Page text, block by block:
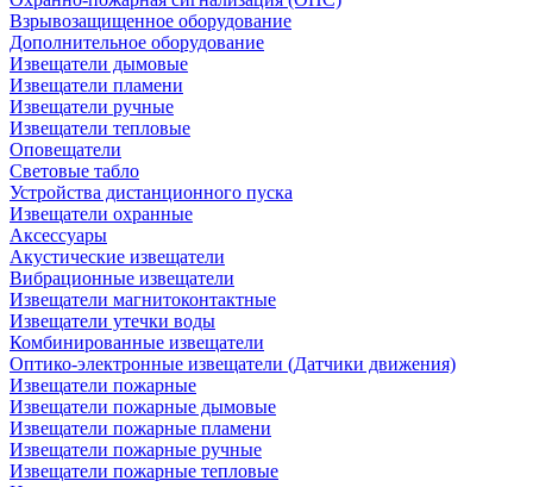
Взрывозащищенное оборудование
Дополнительное оборудование
Извещатели дымовые
Извещатели пламени
Извещатели ручные
Извещатели тепловые
Оповещатели
Световые табло
Устройства дистанционного пуска
Извещатели охранные
Аксессуары
Акустические извещатели
Вибрационные извещатели
Извещатели магнитоконтактные
Извещатели утечки воды
Комбинированные извещатели
Оптико-электронные извещатели (Датчики движения)
Извещатели пожарные
Извещатели пожарные дымовые
Извещатели пожарные пламени
Извещатели пожарные ручные
Извещатели пожарные тепловые